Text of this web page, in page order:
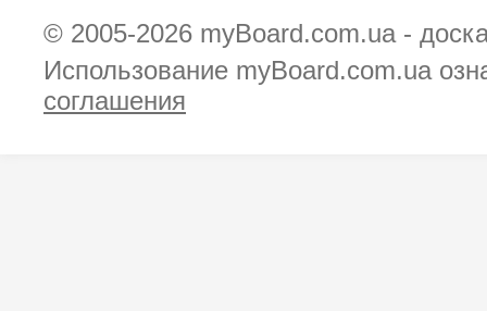
© 2005-2026 myBoard.com.ua -
Использование myBoard.com.ua
соглашения